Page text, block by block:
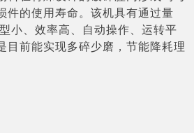
件的使用寿命。该机具有通过量
小、效率高、自动操作、运转平
目前能实现多碎少磨，节能降耗理